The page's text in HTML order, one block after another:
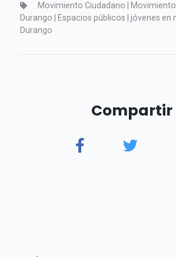
Movimiento Ciudadano |
Durango | Espacios públicos | jóvenes en
Durango
Compartir